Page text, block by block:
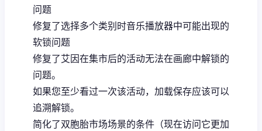
问题
修复了选择多个类别时音乐播放器中可能出现的
软锁问题
修复了艾因在集市后的活动无法在画廊中解锁的
问题。
如果您至少看过一次该活动，加载保存应该可以
追溯解锁。
简化了双胞胎市场场景的条件（现在访问它更加